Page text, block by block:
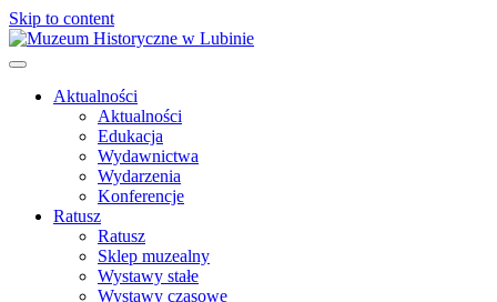
Skip to content
Aktualności
Aktualności
Edukacja
Wydawnictwa
Wydarzenia
Konferencje
Ratusz
Ratusz
Sklep muzealny
Wystawy stałe
Wystawy czasowe